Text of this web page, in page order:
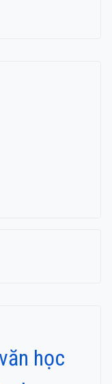
học